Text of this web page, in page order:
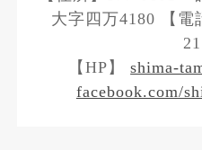
大字四万4180 【電
【HP】shima-
facebook.com/